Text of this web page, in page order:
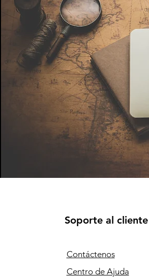
Soporte al cliente
Contáctenos
Centro de Ajuda